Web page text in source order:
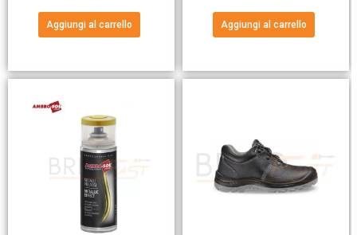
Aggiungi al carrello Aggiungi al carrello